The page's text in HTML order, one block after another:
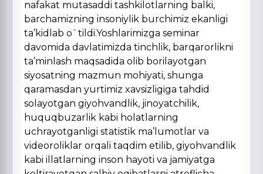
nafakat mutasaddi tashkilotlarning balki,
barchamizning insoniylik burchimiz ekanligi
ta’kidlab o`tildi.Yoshlarimizga seminar
davomida davlatimizda tinchlik, barqarorlikni
ta’minlash maqsadida olib borilayotgan
siyosatning mazmun mohiyati, shunga
qaramasdan yurtimiz xavsizligiga tahdid
solayotgan giyohvandlik, jinoyatchilik,
huquqbuzarlik kabi holatlarning
uchrayotganligi statistik ma’lumotlar va
videoroliklar orqali taqdim etilib, giyohvandlik
kabi illatlarning inson hayoti va jamiyatga